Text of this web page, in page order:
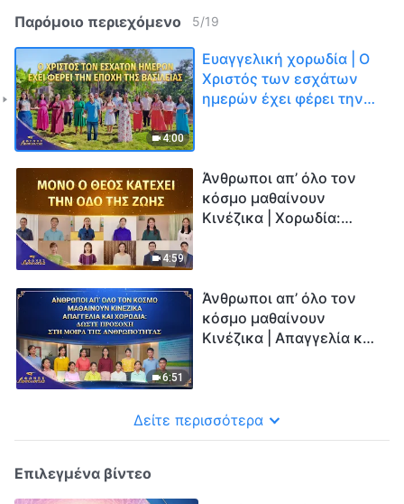
Παρόμοιο περιεχόμενο 5/19
4:00
Ευαγγελική χορωδία | Ο
Χριστός των εσχάτων
ημερών έχει φέρει την
4:59
Άνθρωποι απ’ όλο τον
κόσμο μαθαίνουν
Κινέζικα | Χορωδία:
6:51
Άνθρωποι απ’ όλο τον
κόσμο μαθαίνουν
Κινέζικα | Απαγγελία και
δοξολογίας 2026
Δείτε περισσότερα
Επιλεγμένα βίντεο